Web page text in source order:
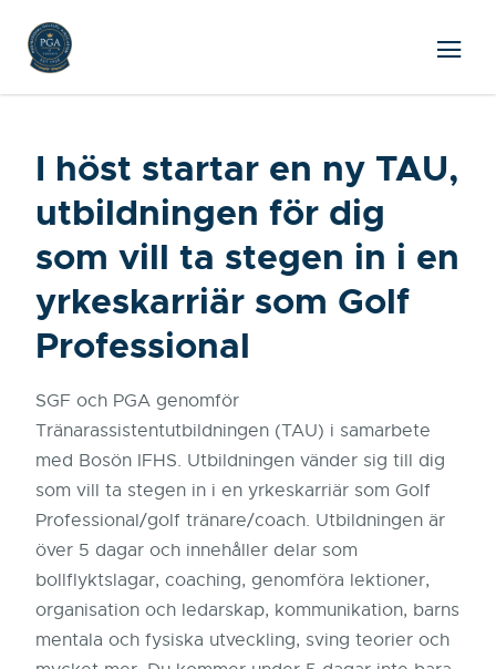
I höst startar en ny TAU,
utbildningen för dig
som vill ta stegen in i en
yrkeskarriär som Golf
Professional
SGF och PGA genomför
Tränarassistentutbildningen (TAU) i samarbete
med Bosön IFHS. Utbildningen vänder sig till dig
som vill ta stegen in i en yrkeskarriär som Golf
Professional/golf tränare/coach. Utbildningen är
över 5 dagar och innehåller delar som
bollflyktslagar, coaching, genomföra lektioner,
organisation och ledarskap, kommunikation, barns
mentala och fysiska utveckling, sving teorier och